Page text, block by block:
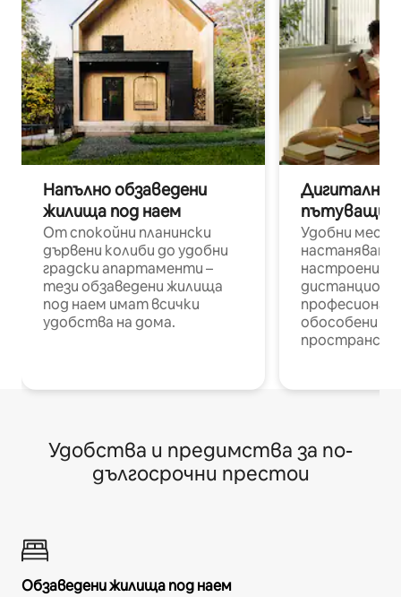
Напълно обзаведени
жилища под наем
От спокойни планински
дървени колиби до удобни
градски апартаменти –
тези обзаведени жилища
под наем имат всички
удобства на дома.
Дигитални
пътуващи
Удобни
настаняване
настроени и
обособени
Удобства и предимства за по-
дългосрочни престои
Обзаведени жилища под наем